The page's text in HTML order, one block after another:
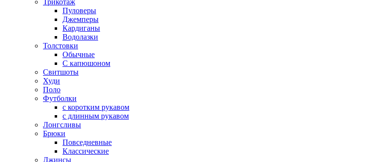
Пуловеры
Джемперы
Кардиганы
Водолазки
Толстовки
Обычные
С капюшоном
Свитшоты
Худи
Поло
Футболки
с коротким рукавом
с длинным рукавом
Лонгсливы
Брюки
Повседневные
Классические
Джинсы